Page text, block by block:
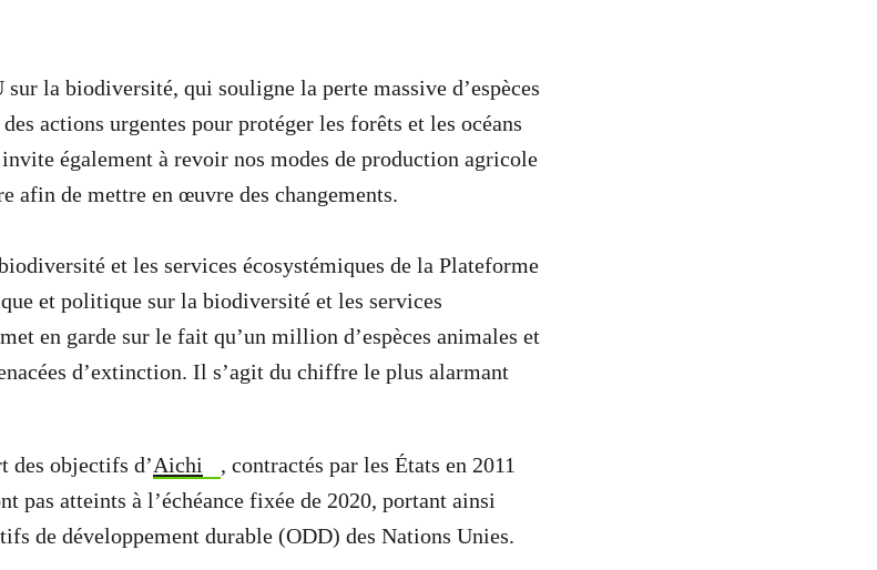
la biodiversité, qui souligne la perte massive d’espèces
actions urgentes pour protéger les forêts et les océans
également à revoir nos modes de production agricole
afin de mettre en œuvre des changements.
et les services écosystémiques de la Plateforme
et politique sur la biodiversité et les services
en garde sur le fait qu’un million d’espèces animales et
d’extinction. Il s’agit du chiffre le plus alarmant
des objectifs d’Aichi
, contractés par les États en 2011
pas atteints à l’échéance fixée de 2020, portant ainsi
de développement durable (ODD) des Nations Unies.